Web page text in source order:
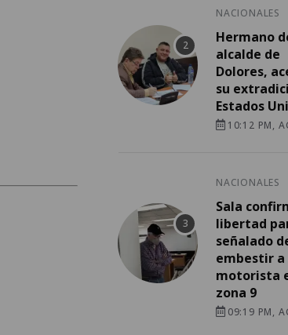
NACIONALES
Hermano
alcalde de
Dolores,
su
Estados
10:12 PM,
NACIONALES
Sala
libertad
señalado
embestir a
motorista
zona 9
09:19 PM,